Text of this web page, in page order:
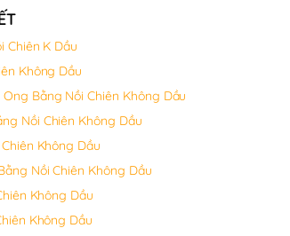
Chiên K Dầu
Không Dầu
Bằng Nồi Chiên Không Dầu
Nồi Chiên Không Dầu
Không Dầu
Nồi Chiên Không Dầu
Không Dầu
Không Dầu